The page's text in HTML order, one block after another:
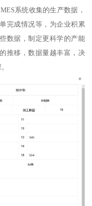
系统收集的生产数据，
完成情况等，为企业积累
数据，制定更科学的产能
推移，数据量越丰富，决